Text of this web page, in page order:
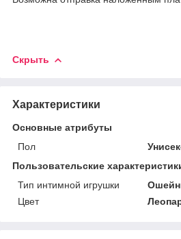
Скрыть
Характеристики
Основные атрибуты
Пол
Пользовательские
Тип интимной игрушки
Цвет